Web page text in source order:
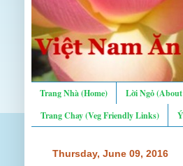
Trang Nhà (Home) Lời Ngỏ
Trang Chay (Veg Friendly Links)
Thursday, June 09, 2016